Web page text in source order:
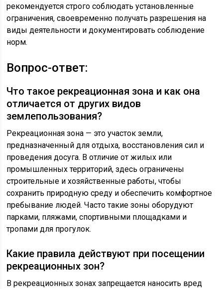
рекомендуется строго соблюдать установленные
ограничения, своевременно получать разрешения на
виды деятельности и документировать соблюдение
норм.
Вопрос-ответ:
Что такое рекреационная зона и как она
отличается от других видов
землепользования?
Рекреационная зона — это участок земли,
предназначенный для отдыха, восстановления сил и
проведения досуга. В отличие от жилых или
промышленных территорий, здесь ограничены
строительные и хозяйственные работы, чтобы
сохранить природную среду и обеспечить комфортное
пребывание людей. Часто такие зоны оборудуют
парками, пляжами, спортивными площадками и
тропами для прогулок.
Какие правила действуют при посещении
рекреационных зон?
В рекреационных зонах запрещается наносить вред